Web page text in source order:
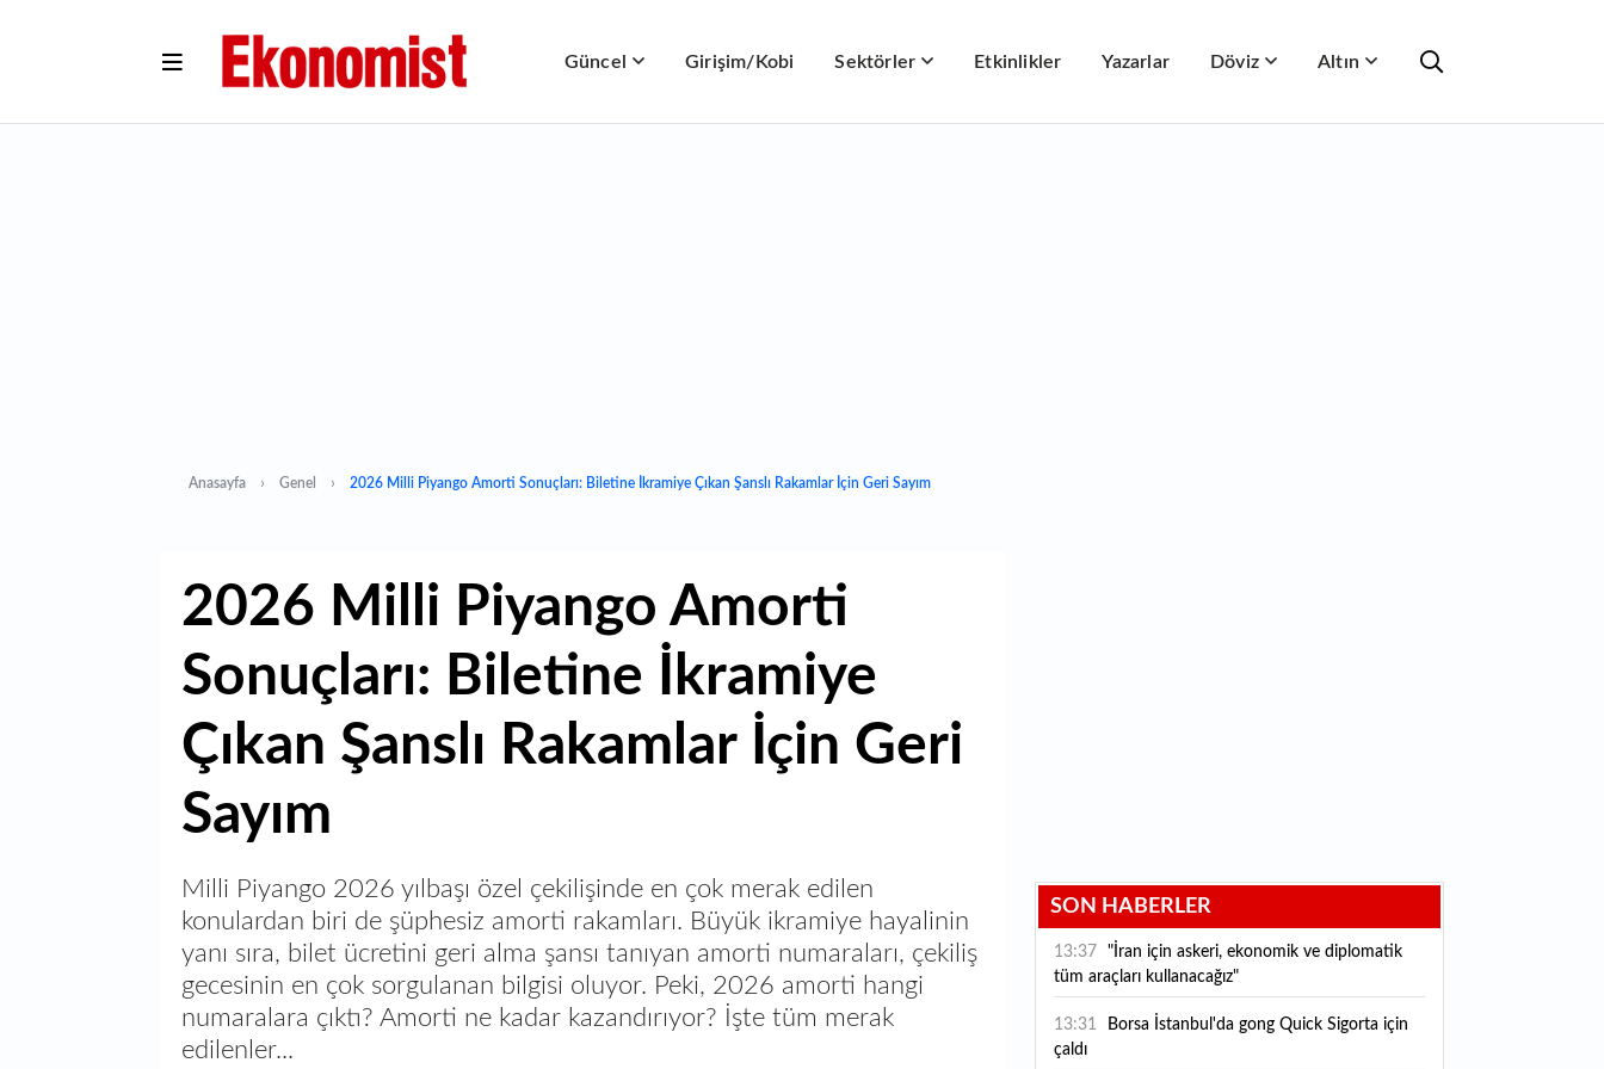
Güncel Girişim/Kobi Sektörler Etkinlikler Yazarlar Döviz Altın
Anasayfa Genel 2026 Milli Piyango Amorti Sonuçları: Biletine İkramiye Çıkan Şanslı Rakamlar İçin Geri Sayım
2026 Milli Piyango Amorti
Sonuçları: Biletine İkramiye
Çıkan Şanslı Rakamlar İçin Geri
Sayım
Milli Piyango 2026 yılbaşı özel çekilişinde en çok merak edilen
konulardan biri de şüphesiz amorti rakamları. Büyük ikramiye hayalinin
yanı sıra, bilet ücretini geri alma şansı tanıyan amorti numaraları, çekiliş
gecesinin en çok sorgulanan bilgisi oluyor. Peki, 2026 amorti hangi
numaralara çıktı? Amorti ne kadar kazandırıyor? İşte tüm merak
edilenler...
SON HABERLER
13:37
"İran için askeri, ekonomik ve diplomatik
tüm araçları kullanacağız"
13:31
çaldı